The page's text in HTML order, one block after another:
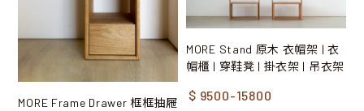
MORE Frame Drawer 框框抽屜
MORE Stand 原木 衣帽架 | 衣
帽櫃 | 穿鞋凳 | 掛衣架 | 吊衣架
$ 9500-15800